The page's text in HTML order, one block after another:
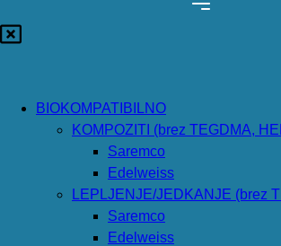
BIOKOMPATIBILNO
KOMPOZITI (brez TEGDMA,
Saremco
Edelweiss
LEPLJENJE/JEDKANJE (brez
Saremco
Edelweiss